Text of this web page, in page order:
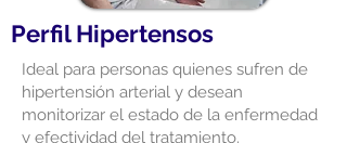
Perfil Hipertensos
Ideal para personas quienes sufren de
hipertensión arterial y desean
monitorizar el estado de la enfermedad
y efectividad del tratamiento.